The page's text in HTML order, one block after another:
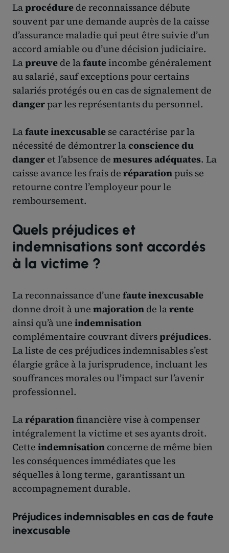
Laprocédure de reconnaissance débute
souvent par une demande auprès de la caisse
d’assurance maladie qui peut être suivie d’un
accord amiable ou d’une décision judiciaire.
Lapreuve de lafauteincombe généralement
au salarié, sauf exceptions pour certains
salariés protégés ou en cas de signalement de
danger par les représentants du personnel.
Lafaute inexcusable se caractérise par la
nécessité de démontrer laconscience du
danger et l’absence de mesures adéquates. La
caisse avance les frais de réparation puis se
retourne contre l’employeur pour le
remboursement.
Quels préjudices et
indemnisations sont accordés
à la victime ?
La reconnaissance d’une faute inexcusable
donne droit à une majoration de larente
ainsi qu’à une indemnisation
complémentaire couvrant diverspréjudices.
La liste de ces préjudices indemnisables s’est
élargie grâce à la jurisprudence, incluant les
souffrances morales ou l’impact sur l’avenir
professionnel.
Laréparationfinancière vise à compenser
intégralement la victime et ses ayants droit.
Cette indemnisation concerne de même bien
les conséquences immédiates que les
séquelles à long terme, garantissant un
accompagnement durable.
Préjudices indemnisables en cas de faute
inexcusable